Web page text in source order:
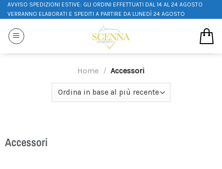
AVVISO SPEDIZIONI ESTIVE: GLI ORDINI EFFETTUATI DAL 14 AL 24 AGOSTO
VERRANNO ELABORATI E SPEDITI A PARTIRE DA LUNEDÌ 24 AGOSTO
Home / Accessori
Accessori